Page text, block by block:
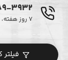
فیلتر
3932
۷ روز هفته، از ساعت ۹ تا ۲۳
© تمامی حقوق